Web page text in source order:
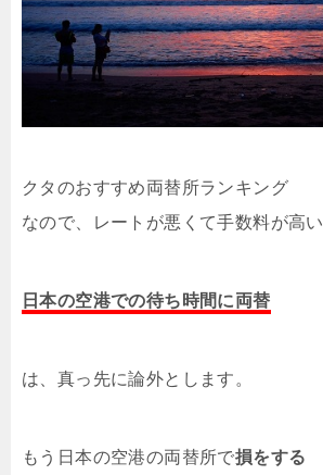
クタのおすすめ両替所ランキング
なので、レートが悪くて手数料が高い
日本の空港での待ち時間に両替
は、真っ先に論外とします。
もう日本の空港の両替所で損をする